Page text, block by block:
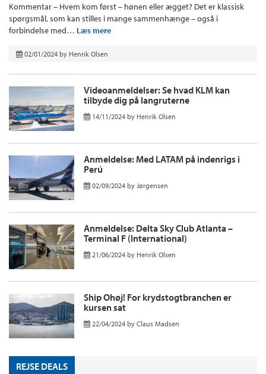
Kommentar – Hvem kom først – hønen eller ægget? Det er klassisk
spørgsmål, som kan stilles i mange sammenhænge – også i
forbindelse med… Læs mere
02/01/2024 by Henrik Olsen
Videoanmeldelser: Se hvad KLM kan
tilbyde dig på langruterne
14/11/2024 by Henrik Olsen
Anmeldelse: Med LATAM på indenrigs i
Perú
02/09/2024 by Jørgensen
Anmeldelse: Delta Sky Club Atlanta –
Terminal F (International)
21/06/2024 by Henrik Olsen
Ship Ohøj! For krydstogtbranchen er
kursen sat
22/04/2024 by Claus Madsen
REJSE DEALS